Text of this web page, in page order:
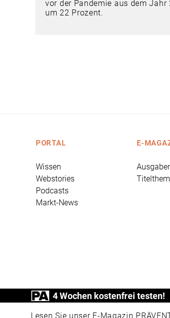
vor der Pandemie aus dem Jahr
um 22 Prozent.
PORTAL
Wissen
Webstories
Podcasts
Markt-News
E-
4 Wochen kostenfrei testen!
Lesen Sie unser E-Magazin